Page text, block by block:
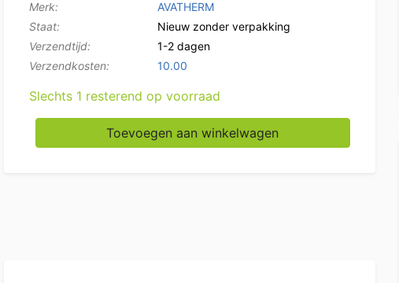
Merk:
AVATHERM
Staat:
Nieuw zonder verpakking
Verzendtijd:
1-2 dagen
Verzendkosten:
10.00
Slechts 1 resterend op voorraad
Avatherm 300 Thermobox 1/1 GN Horeca aantal
Toevoegen aan winkelwagen